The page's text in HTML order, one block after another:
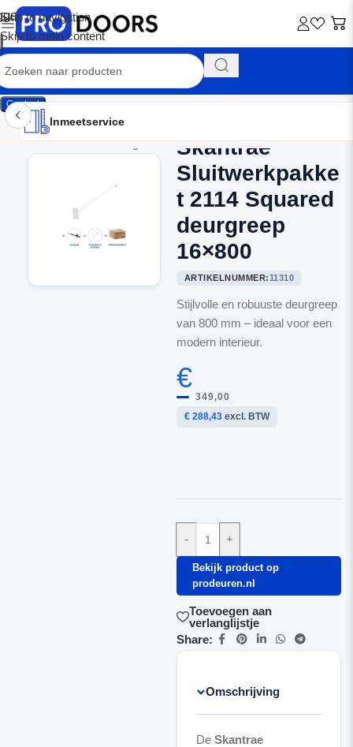
Skip to navigation
Skip to main content
Contact
Inmeetservice
Montageservice
Advies op maat
Showroom
Inmeetservice
Skantrae
Sluitwerkpakke
t 2114 Squared
deurgreep
16×800
ARTIKELNUMMER:11310
Stijlvolle en robuuste deurgreep
van 800 mm – ideaal voor een
modern interieur.
€
349,00
€ 288,43excl. BTW
- +
Bekijk product op
prodeuren.nl
Toevoegen aan
verlanglijstje
Share:
Omschrijving
De Skantrae